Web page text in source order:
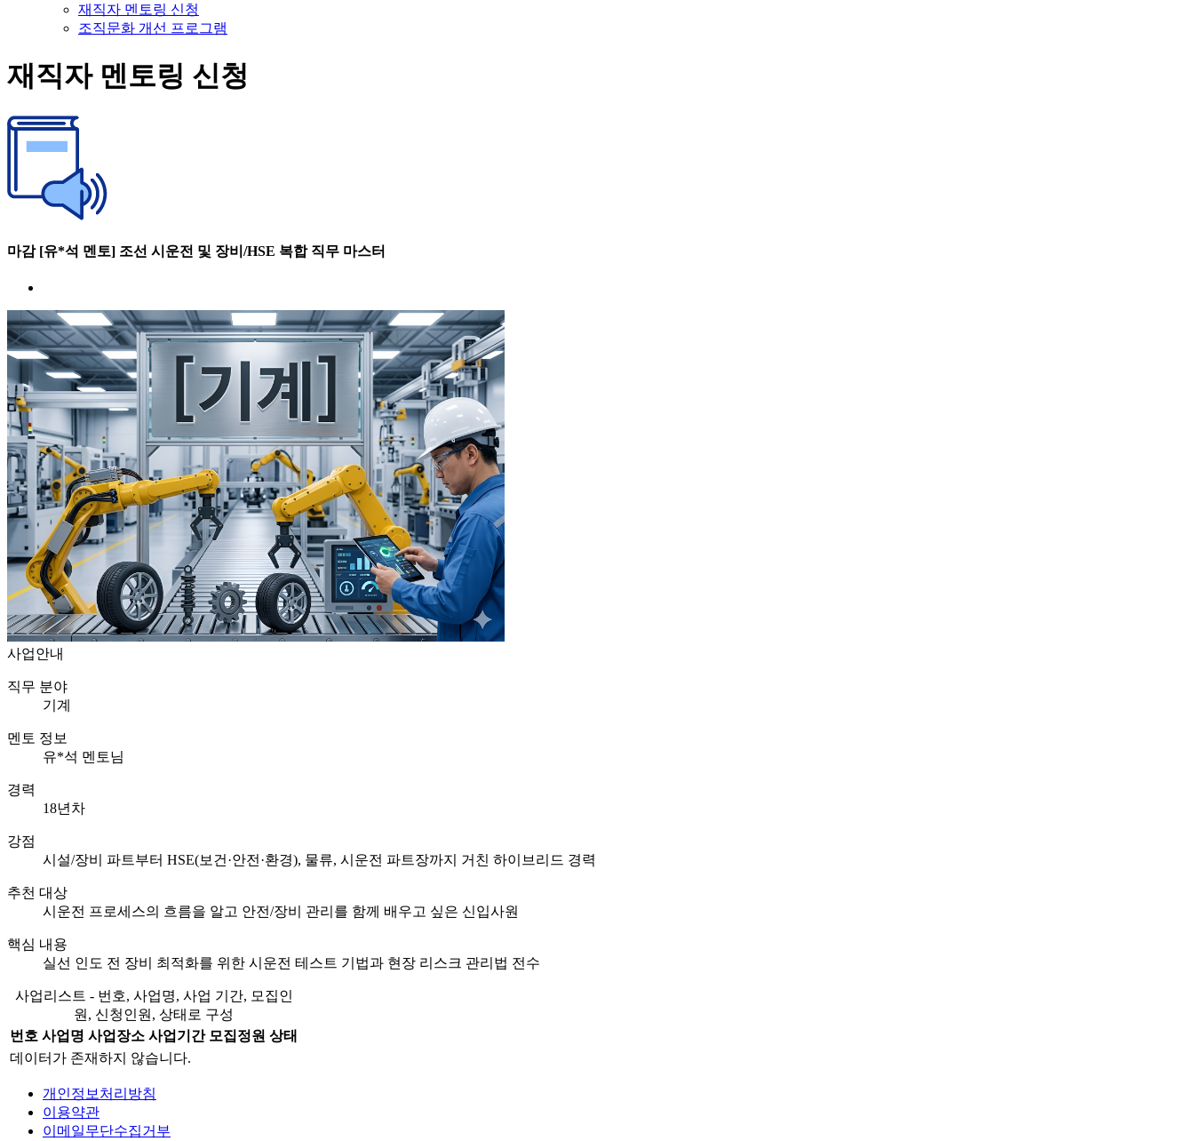
재직자 멘토링 신청
조직문화 개선 프로그램
재직자 멘토링 신청
마감 [유*석 멘토] 조선 시운전 및 장비/HSE 복합 직무 마스터
사업안내
직무 분야
기계
멘토 정보
유*석 멘토님
경력
18년차
강점
시설/장비 파트부터 HSE(보건·안전·환경), 물류, 시운전 파트장까지 거친 하이브리드 경력
추천 대상
시운전 프로세스의 흐름을 알고 안전/장비 관리를 함께 배우고 싶은 신입사원
핵심 내용
실선 인도 전 장비 최적화를 위한 시운전 테스트 기법과 현장 리스크 관리법 전수
사업리스트 - 번호, 사업명, 사업 기간, 모집인
원, 신청인원, 상태로 구성
번호 사업명 사업장소 사업기간 모집정원 상태
데이터가 존재하지 않습니다.
개인정보처리방침
이용약관
이메일무단수집거부